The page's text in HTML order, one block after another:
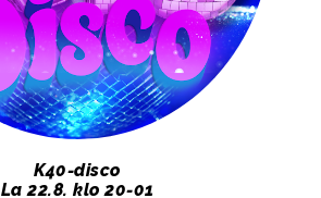
K40-disco
La 22.8. klo 20-01